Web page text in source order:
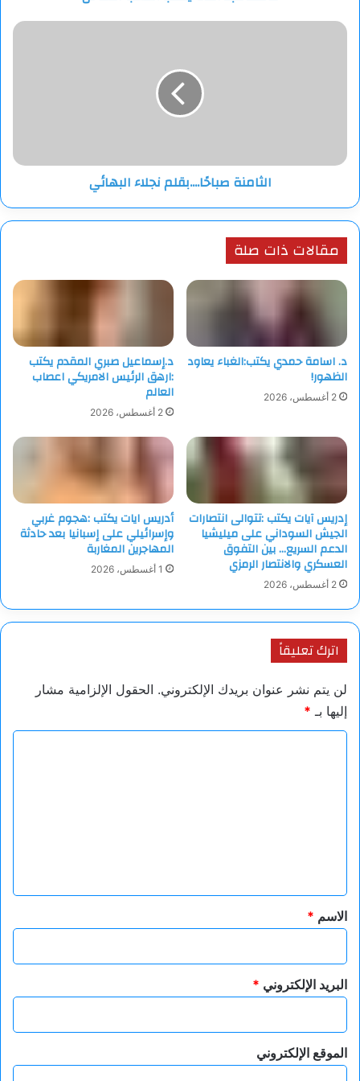
الثامنة
الثامنة صباحًا....بقلم نجلاء البهائي
مقالات ذات صلة
د. اسامة حمدي يكتب:الغباء يعاود
الظهور!
2 أغسطس، 2026
د.إسماعيل صبري المقدم يكتب
:ارهق الرئيس الامريكي اعصاب
العالم
2 أغسطس، 2026
إدريس آيات يكتب :تتوالى انتصارات
الجيش السوداني على ميليشيا
الدعم السريع… بين التفوق
العسكري والانتصار الرمزي
2 أغسطس، 2026
أدريس ايات يكتب :هجوم غربي
وإسرائيلي على إسبانيا بعد حادثة
المهاجرين المغاربة
1 أغسطس، 2026
اترك تعليقاً
لن يتم نشر عنوان بريدك الإلكتروني. الحقول الإلزامية مشار
إليها بـ *
*
الاسم *
البريد الإلكتروني *
الموقع الإلكتروني